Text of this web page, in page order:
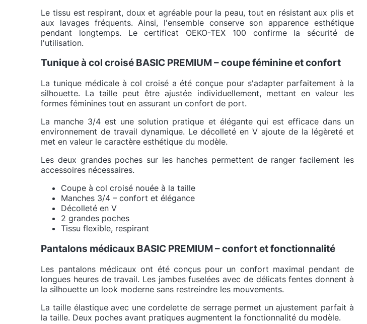
Le tissu est respirant, doux et agréable pour la peau, tout en résistant aux plis et
aux lavages fréquents. Ainsi, l'ensemble conserve son apparence esthétique
pendant longtemps. Le certificat OEKO-TEX 100 confirme la sécurité de
l'utilisation.
Tunique à col croisé BASIC PREMIUM – coupe féminine et confort
La tunique médicale à col croisé a été conçue pour s'adapter parfaitement à la
silhouette. La taille peut être ajustée individuellement, mettant en valeur les
formes féminines tout en assurant un confort de port.
La manche 3/4 est une solution pratique et élégante qui est efficace dans un
environnement de travail dynamique. Le décolleté en V ajoute de la légèreté et
met en valeur le caractère esthétique du modèle.
Les deux grandes poches sur les hanches permettent de ranger facilement les
accessoires nécessaires.
Coupe à col croisé nouée à la taille
Manches 3/4 – confort et élégance
Décolleté en V
2 grandes poches
Tissu flexible, respirant
Pantalons médicaux BASIC PREMIUM – confort et fonctionnalité
Les pantalons médicaux ont été conçus pour un confort maximal pendant de
longues heures de travail. Les jambes fuselées avec de délicats fentes donnent à
la silhouette un look moderne sans restreindre les mouvements.
La taille élastique avec une cordelette de serrage permet un ajustement parfait à
la taille. Deux poches avant pratiques augmentent la fonctionnalité du modèle.